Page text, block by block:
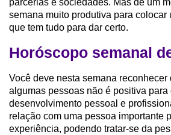
semana muito produtiva para colocar
que tem tudo para dar certo.
Horóscopo semanal
Você deve nesta semana reconhecer
algumas pessoas não é positiva para
desenvolvimento pessoal e
relação com uma pessoa importante
experiência, podendo tratar-se da